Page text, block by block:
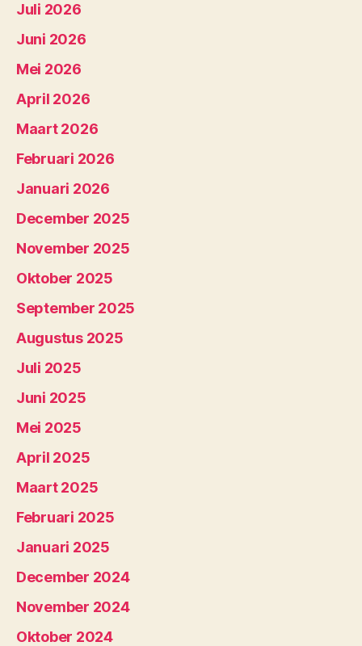
Juli 2026
Juni 2026
Mei 2026
April 2026
Maart 2026
Februari 2026
Januari 2026
December 2025
November 2025
Oktober 2025
September 2025
Augustus 2025
Juli 2025
Juni 2025
Mei 2025
April 2025
Maart 2025
Februari 2025
Januari 2025
December 2024
November 2024
Oktober 2024